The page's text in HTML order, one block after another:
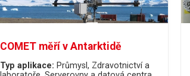
COMET měří v Antarktidě
Typ aplikace: Průmysl
Zdravotnictví a